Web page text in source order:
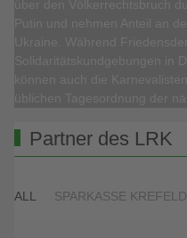
Partner des LRK
ALL SPARKASSE KREFELD